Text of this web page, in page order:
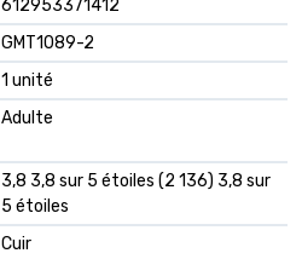
612953371412
GMT1089-2
1 unité
Adulte
3,8 3,8 sur 5 étoiles (2 136) 3,8 sur
5 étoiles
Cuir